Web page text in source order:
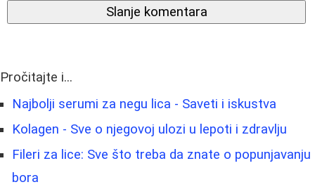
Slanje komentara
Pročitajte i...
Najbolji serumi za negu lica - Saveti i iskustva
Kolagen - Sve o njegovoj ulozi u lepoti i zdravlju
Fileri za lice: Sve što treba da znate o popunjavanju
bora